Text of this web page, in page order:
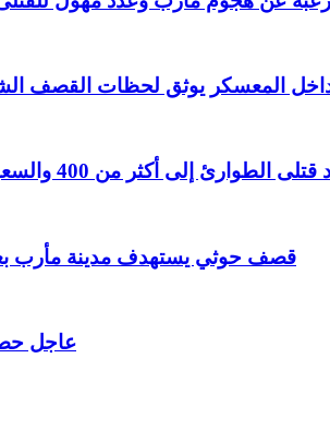
إلى أكثر من 400 والسعودية ترفض استقبال الجرحى
قصف حوثي يستهدف مدينة مأرب
عاجل